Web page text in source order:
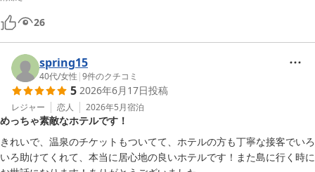
26
spring15
40代/女性 |9件のクチコミ
5 2026年6月17日投稿
レジャー 恋人 2026年5月宿泊
めっちゃ素敵なホテルです！
きれいで、温泉のチケットもついてて、ホテルの方も丁寧な接客でいろ
いろ助けてくれて、本当に居心地の良いホテルです！また島に行く時に